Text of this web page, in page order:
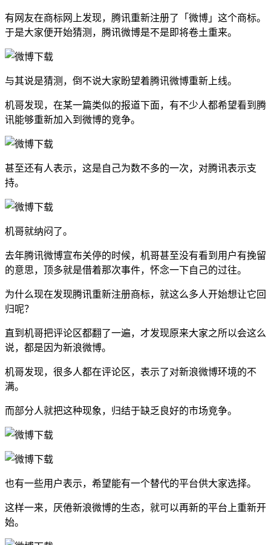
有网友在商标网上发现，腾讯重新注册了「微博」这个商标。
于是大家便开始猜测，腾讯微博是不是即将卷土重来。
与其说是猜测，倒不说大家盼望着腾讯微博重新上线。
机哥发现，在某一篇类似的报道下面，有不少人都希望看到腾
讯能够重新加入到微博的竞争。
甚至还有人表示，这是自己为数不多的一次，对腾讯表示支
持。
机哥就纳闷了。
去年腾讯微博宣布关停的时候，机哥甚至没有看到用户有挽留
的意思，顶多就是借着那次事件，怀念一下自己的过往。
为什么现在发现腾讯重新注册商标，就这么多人开始想让它回
归呢？
直到机哥把评论区都翻了一遍，才发现原来大家之所以会这么
说，都是因为新浪微博。
机哥发现，很多人都在评论区，表示了对新浪微博环境的不
满。
而部分人就把这种现象，归结于缺乏良好的市场竞争。
也有一些用户表示，希望能有一个替代的平台供大家选择。
这样一来，厌倦新浪微博的生态，就可以再新的平台上重新开
始。